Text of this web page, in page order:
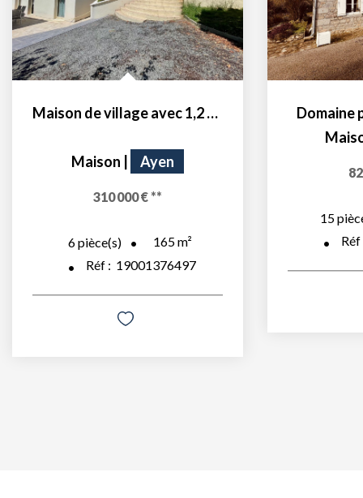
Maison de village avec 1,2 hectare de terrain
Maison Ayen
310 000 € **
6pièce(s) 165m²
Réf : 19001376497
Domaine
15